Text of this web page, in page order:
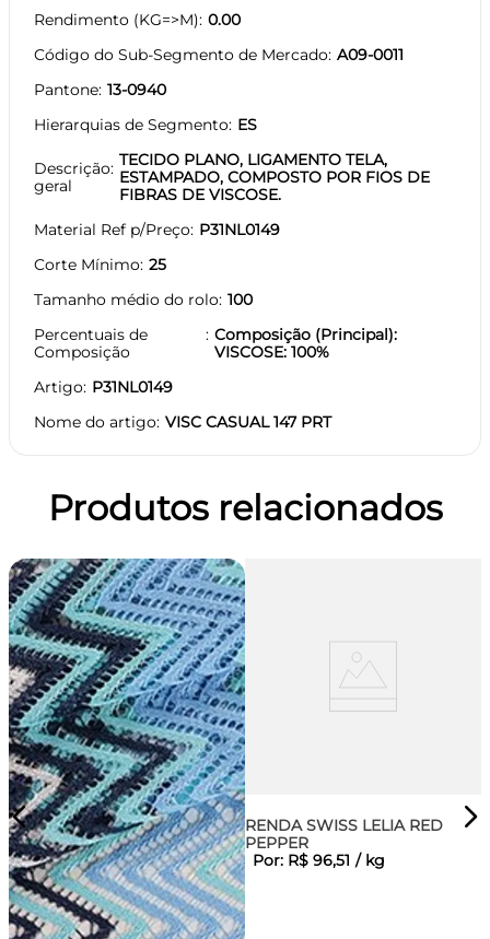
Rendimento (KG=>M) 0.00
Código do Sub-Segmento de Mercado A09-0011
Pantone 13-0940
Hierarquias de Segmento ES
Descrição
geral
TECIDO PLANO, LIGAMENTO TELA,
ESTAMPADO, COMPOSTO POR FIOS DE
FIBRAS DE VISCOSE.
Material Ref p/Preço P31NL0149
Corte Mínimo 25
Tamanho médio do rolo 100
Percentuais de
Composição
Composição (Principal):
VISCOSE: 100%
Artigo P31NL0149
Nome do artigo VISC CASUAL 147 PRT
Produtos relacionados
RENDA SWISS LELIA RED
PEPPER
Por: R$ 96,51 / kg